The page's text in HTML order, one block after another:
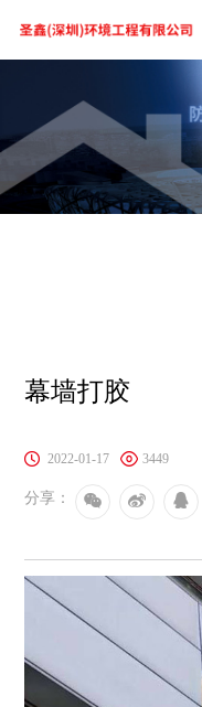
幕墙打胶
2022-01-17 3449
分享：